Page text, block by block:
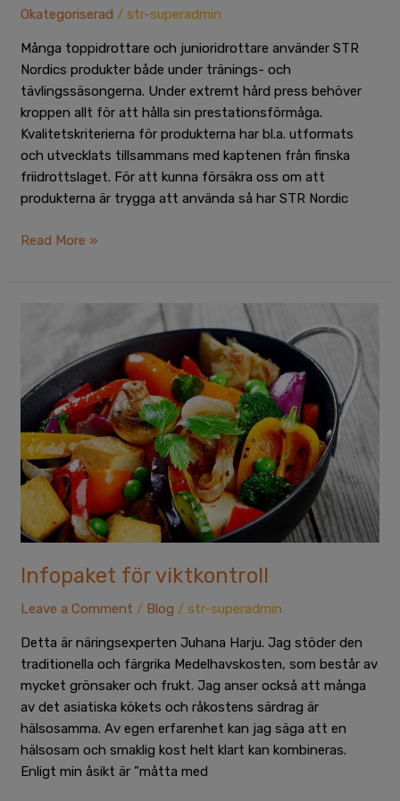
Okategoriserad /str-superadmin
Många toppidrottare och junioridrottare använder STR
Nordics produkter både under tränings- och
tävlingssäsongerna. Under extremt hård press behöver
kroppen allt för att hålla sin prestationsförmåga.
Kvalitetskriterierna för produkterna har bl.a. utformats
och utvecklats tillsammans med kaptenen från finska
friidrottslaget. För att kunna försäkra oss om att
produkterna är trygga att använda så har STR Nordic
Read More »
Infopaket för viktkontroll
Leave a Comment / Blog /str-superadmin
Detta är näringsexperten Juhana Harju. Jag stöder den
traditionella och färgrika Medelhavskosten, som består av
mycket grönsaker och frukt. Jag anser också att många
av det asiatiska kökets och råkostens särdrag är
hälsosamma. Av egen erfarenhet kan jag säga att en
hälsosam och smaklig kost helt klart kan kombineras.
Enligt min åsikt är ”måtta med
viktkontroll